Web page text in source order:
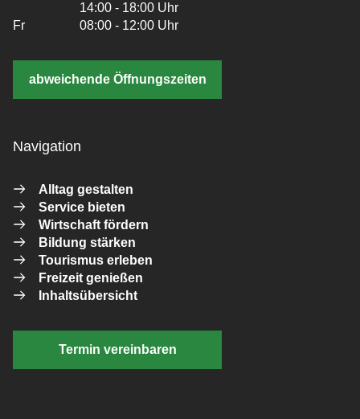
14:00 - 18:00 Uhr
Fr
08:00 - 12:00 Uhr
abweichende Öffnungszeiten
Navigation
Alltag gestalten
Service bieten
Wirtschaft fördern
Bildung stärken
Tourismus erleben
Freizeit genießen
Inhaltsübersicht
Termin vereinbaren